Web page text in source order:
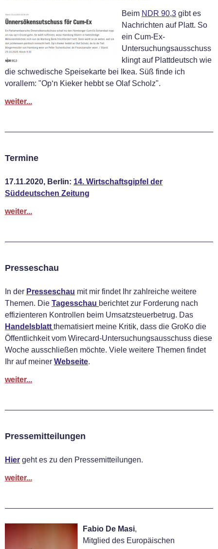
Beim NDR 90,3 gibt es
Nachrichten auf Platt. So
ein Cum-Ex-
Untersuchungsausschuss
klingt auf Plattdeutsch wie
die schwedische Speisekarte bei Ikea. Süß finde ich
vorallem: "Op‘n Kieker hebbt se Olaf Scholz".
weiter...
Termine
17.11.2020, Berlin: 14. Wirtschaftsgipfel der
Süddeutschen Zeitung
weiter...
Presseschau
In der Presseschau mit mir findet Ihr zahlreiche weitere
Themen. Die Tagesschau berichtet zur Forderung nach
effizienteren Kontrollen beim Umsatzsteuerbetrug. Das
Handelsblatt thematisiert meine Kritik, dass die GroKo die
Öffentlichkeit vom Wirecard-Untersuchungsausschuss diese
Woche ausschließen möchte. Viele weitere Themen findet
Ihr auf meiner Webseite.
weiter...
Pressemitteilungen
Hier geht es zu den Pressemitteilungen.
weiter...
Fabio De Masi,
Mitglied des Europäischen